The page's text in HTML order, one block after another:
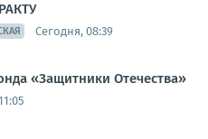
Сегодня, 08:39
«Защитники Отечества»